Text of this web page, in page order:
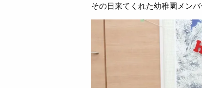
その日来てくれた幼稚園メン